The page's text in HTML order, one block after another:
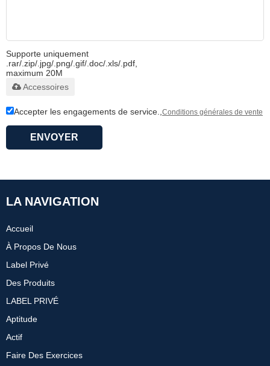
Supporte uniquement
.rar/.zip/.jpg/.png/.gif/.doc/.xls/.pdf,
maximum 20M
Accessoires
Accepter les engagements de service., Conditions générales de vente
ENVOYER
LA NAVIGATION
Accueil
À Propos De Nous
Label Privé
Des Produits
LABEL PRIVÉ
Aptitude
Actif
Faire Des Exercices